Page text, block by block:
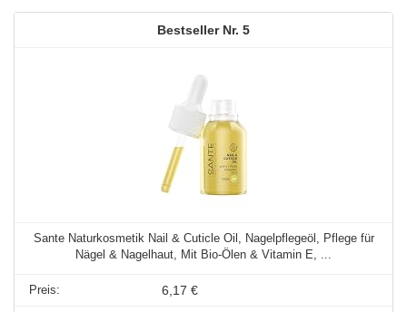
5
Sante Naturkosmetik Nail & Cuticle Oil, Nagelpflegeöl, Pflege für
Nägel & Nagelhaut, Mit Bio-Ölen & Vitamin E, ...
6,17 €